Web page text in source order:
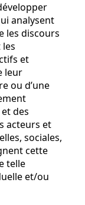
analysent
les discours
et
leur
ou d’une
des
acteurs et
sociales,
cette
telle
et/ou